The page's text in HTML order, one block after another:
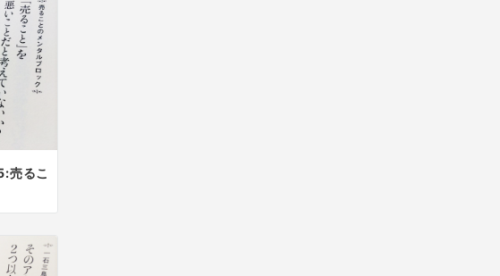
売るこ